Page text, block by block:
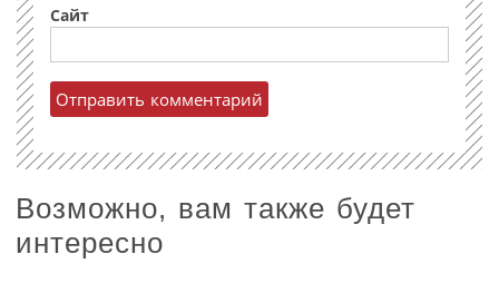
Сайт
Возможно, вам также будет
интересно